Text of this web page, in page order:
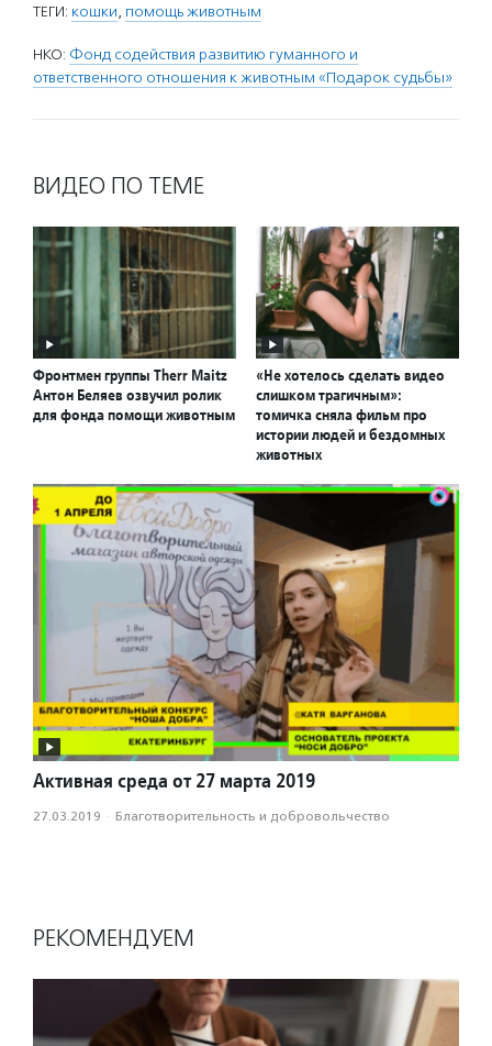
ТЕГИ: кошки, помощь животным
НКО: Фонд содействия развитию гуманного и
ответственного отношения к животным «Подарок судьбы»
ВИДЕО ПО ТЕМЕ
Фронтмен группы Therr Maitz
Антон Беляев озвучил ролик
для фонда помощи животным
«Не хотелось сделать видео
слишком трагичным»:
томичка сняла фильм про
истории людей и бездомных
животных
Активная среда от 27 марта 2019
27.03.2019 · Благотвори­тель­ность и доброволь­чест­во
РЕКОМЕНДУЕМ